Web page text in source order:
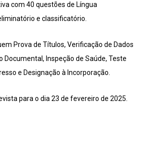
com 40 questões de Língua
e classificatório.
Prova de Títulos, Verificação de Dados
Documental, Inspeção de Saúde, Teste
e Designação à Incorporação.
para o dia 23 de fevereiro de 2025.